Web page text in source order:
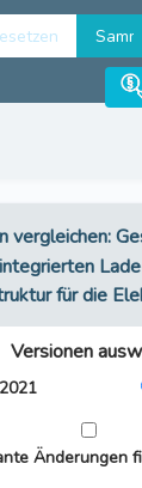
vergleichen:
für die
Versionen
Änderungen